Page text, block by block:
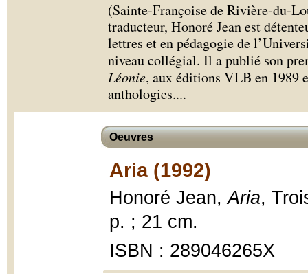
(Sainte-Françoise de Rivière-du-
traducteur, Honoré Jean est
lettres et en pédagogie de
niveau collégial. Il a publié son
Léonie, aux éditions VLB en 1989
anthologies....
Oeuvres
Aria (1992)
Honoré Jean,Aria,
p. ; 21 cm.
ISBN : 289046265X